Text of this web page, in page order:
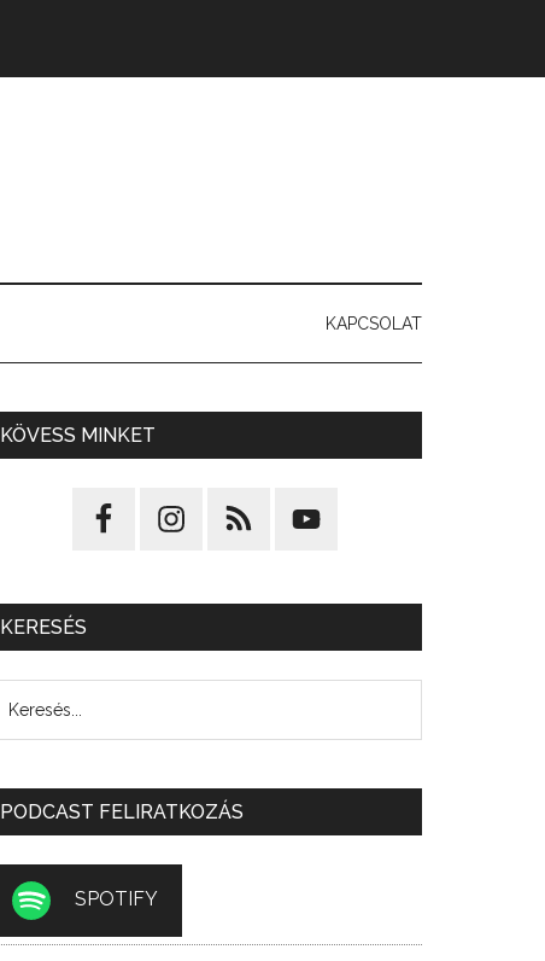
KAPCSOLAT
KÖVESS MINKET
KERESÉS
PODCAST FELIRATKOZÁS
SPOTIFY